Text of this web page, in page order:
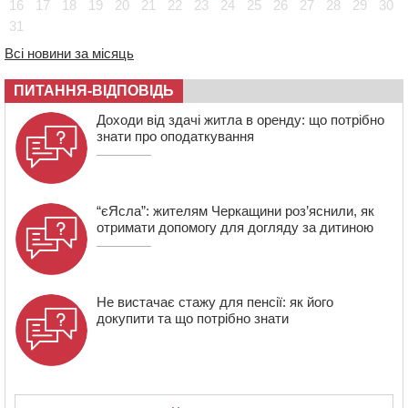
08:22
полеглий біля Кліщіївки воїн
сплатили на Черкащині
06 СЕРПНЯ 2026, ЧЕТВЕР
21:13
Вісім медалей, з яких чотири золоті: черкаські
спортсмени тріумфували на чемпіонаті України
16
17 18 19 20 21 22 23 24 25 26 27 28 29
30
31
Всі новини за місяць
ПИТАННЯ-ВІДПОВІДЬ
Доходи від здачі житла в оренду: що потрібно
знати про оподаткування
“єЯсла”: жителям Черкащини роз’яснили, як
отримати допомогу для догляду за дитиною
Не вистачає стажу для пенсії: як його
докупити та що потрібно знати